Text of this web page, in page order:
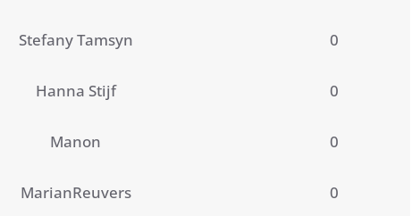
Stefany Tamsyn 0
Hanna Stijf 0
Manon 0
MarianReuvers 0